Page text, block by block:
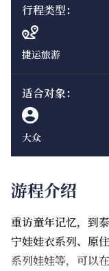
行程类型：
捷运旅游
适合对象：
大众
游程介绍
重访童年记忆，到
宁娃娃衣系列、原
系列娃娃等，可以